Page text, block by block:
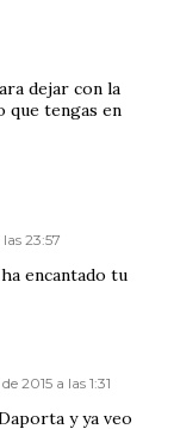
dejar con la
que tengas en
23:57
encantado tu
2015 a las 1:31
y ya veo